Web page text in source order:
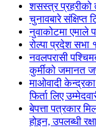
शसस्त्र प्रहरीको
चुनावबारे संक्षिप्त
नुवाकोटमा एमाले
रोल्पा प्रदेश सभा
नवलपरासी
कुर्मीको जमानत
माओवादी
फिर्ता लिए
बेपत्ता पत्रकार
होइन, उपलब्धी